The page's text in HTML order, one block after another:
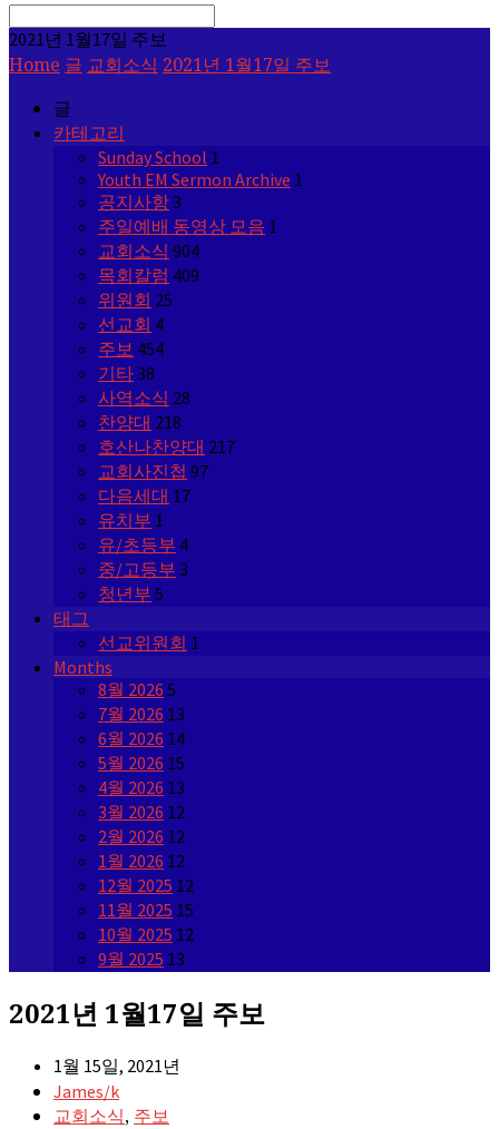
Search
2021년 1월17일 주보
Home 글 교회소식 2021년 1월17일 주보
글
카테고리
Sunday School 1
Youth EM Sermon Archive 1
공지사항3
주일예배 동영상 모음 1
교회소식 904
목회칼럼 409
위원회 25
선교회 4
주보 454
기타38
사역소식 28
찬양대 218
호산나찬양대 217
교회사진첩 97
다음세대 17
유치부 1
유/초등부 4
중/고등부 3
청년부 5
태그
선교위원회 1
Months
8월 2026 5
7월 2026 13
6월 2026 14
5월 2026 15
4월 2026 13
3월 2026 12
2월 2026 12
1월 2026 12
12월 2025 12
11월 2025 15
10월 2025 12
9월 2025 13
2021년 1월17일 주보
1월 15일, 2021년
James/k
교회소식, 주보